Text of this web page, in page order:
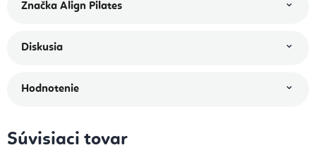
Značka Align Pilates
Diskusia
Hodnotenie
Súvisiaci tovar